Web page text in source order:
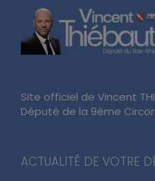
Site officiel de Vincent